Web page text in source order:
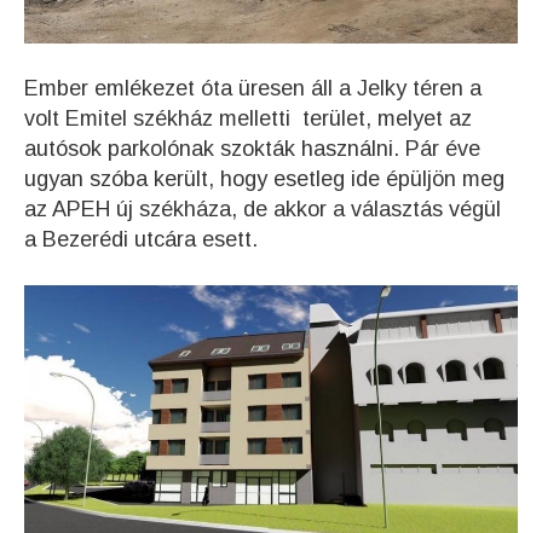
Ember emlékezet óta üresen áll a Jelky téren a
volt Emitel székház melletti terület, melyet az
autósok parkolónak szokták használni. Pár éve
ugyan szóba került, hogy esetleg ide épüljön meg
az APEH új székháza, de akkor a választás végül
a Bezerédi utcára esett.